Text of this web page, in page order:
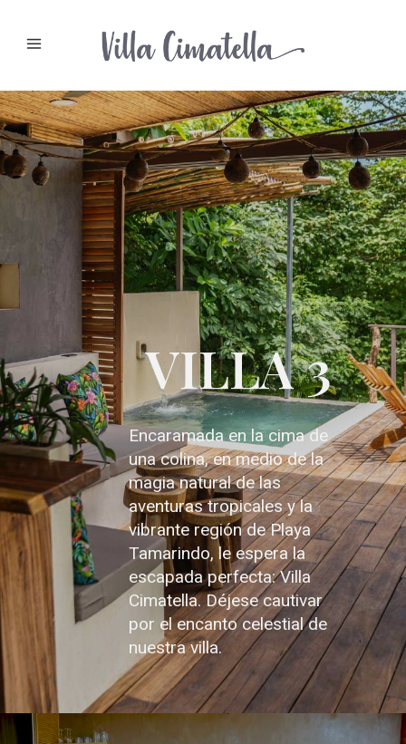
VILLA 3
Encaramada en la cima de
una colina, en medio de la
magia natural de las
aventuras tropicales y la
vibrante región de Playa
Tamarindo, le espera la
escapada perfecta: Villa
Cimatella. Déjese cautivar
por el encanto celestial de
nuestra villa.